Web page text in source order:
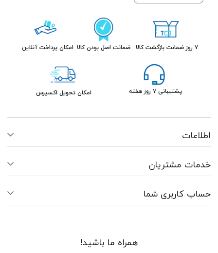
۷ روز ضمانت بازگشت کالا ضمانت اصل بودن کالا امکان پرداخت آنلاین
پشتیبانی ۷ روز هفته امکان تحویل اکسپرس
اطلاعات
خدمات مشتریان
حساب کاربری شما
همراه ما باشید!